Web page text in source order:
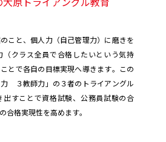
こと、個人力（自己管理力）に磨きを
（クラス全員で合格したいという気持
とで各自の目標実現へ導きます。この
３教師力」の３者のトライアングル
出すことで資格試験、公務員試験の合
合格実現性を高めます。